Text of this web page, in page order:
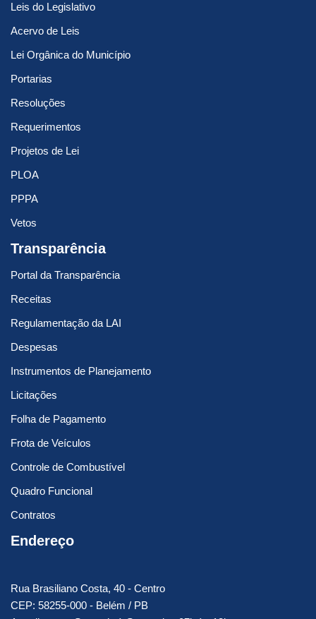
Leis do Legislativo
Acervo de Leis
Lei Orgânica do Município
Portarias
Resoluções
Requerimentos
Projetos de Lei
PLOA
PPPA
Vetos
Transparência
Portal da Transparência
Receitas
Regulamentação da LAI
Despesas
Instrumentos de Planejamento
Licitações
Folha de Pagamento
Frota de Veículos
Controle de Combustível
Quadro Funcional
Contratos
Endereço
Rua Brasiliano Costa, 40 - Centro
CEP: 58255-000 - Belém / PB